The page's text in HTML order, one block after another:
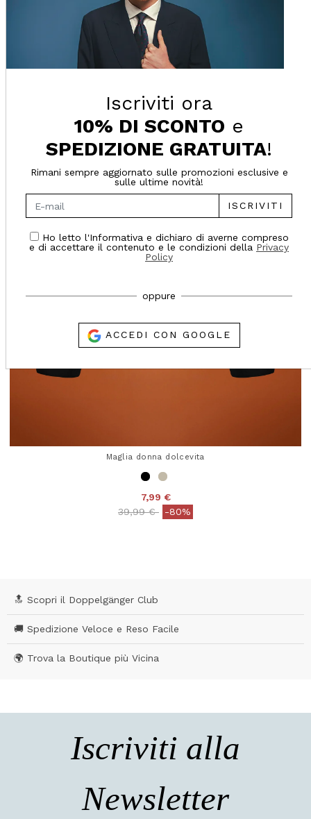
Maglia donna dolcevita
7,99 €
Price reduced from
39,99 €to-80%
🔝 Scopri il Doppelgänger Club
🚚 Spedizione Veloce e Reso Facile
🌍 Trova la Boutique più Vicina
Iscriviti alla
Newsletter
Iscriviti ora
10% DI SCONTO e
SPEDIZIONE GRATUITA!
Rimani sempre aggiornato sulle promozioni esclusive e
sulle ultime novità!
ISCRIVITI
Ho letto l'Informativa e dichiaro di averne compreso
e di accettare il contenuto e le condizioni della Privacy
Policy
oppure
ACCEDI CON GOOGLE